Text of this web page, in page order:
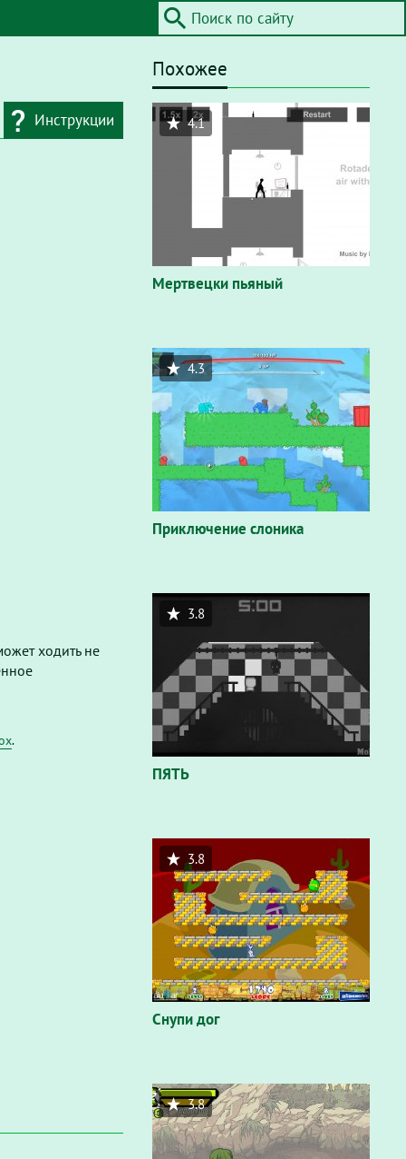
Инструкции
ходить не
.
Похожее
Мертвецки пьяный
4.1
Приключение слоника
4.3
ПЯТЬ
3.8
Снупи дог
3.8
3.8